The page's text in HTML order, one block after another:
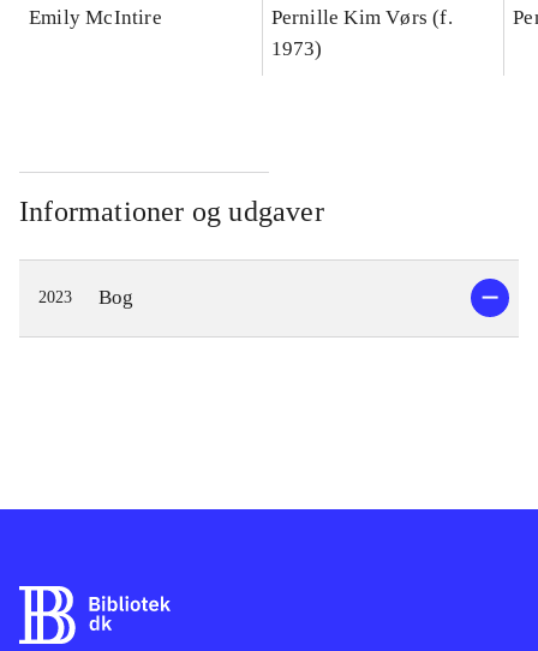
Emily McIntire
Pernille Kim Vørs (f.
1973)
Informationer og udgaver
2023 Bog